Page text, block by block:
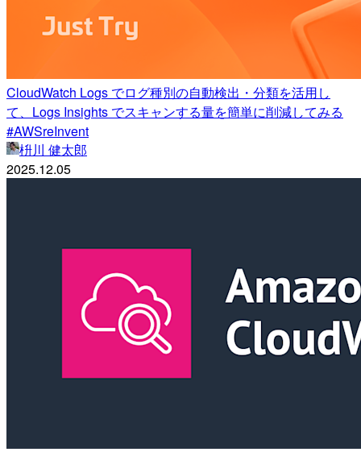
CloudWatch Logs でログ種別の自動検出・分類を活用し
て、Logs Insights でスキャンする量を簡単に削減してみる
#AWSreInvent
枡川 健太郎
2025.12.05